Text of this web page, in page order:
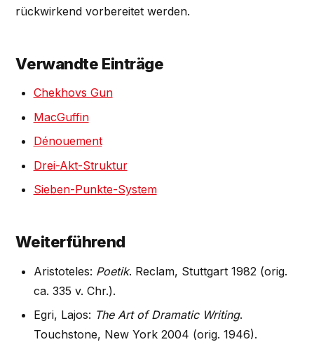
rückwirkend vorbereitet werden.
Verwandte Einträge
Chekhovs Gun
MacGuffin
Dénouement
Drei-Akt-Struktur
Sieben-Punkte-System
Weiterführend
Aristoteles: Poetik. Reclam, Stuttgart 1982 (orig.
ca. 335 v. Chr.).
Egri, Lajos: The Art of Dramatic Writing.
Touchstone, New York 2004 (orig. 1946).